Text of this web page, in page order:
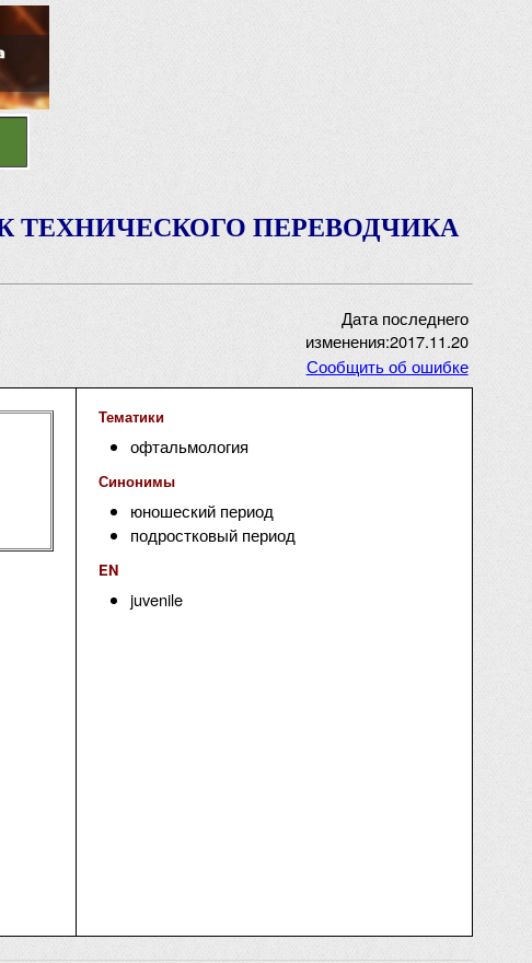
ТЕХНИЧЕСКОГО ПЕРЕВОДЧИКА
Дата последнего
изменения:2017.11.20
Сообщить об ошибке
Тематики
офтальмология
Синонимы
юношеский период
подростковый период
EN
juvenile